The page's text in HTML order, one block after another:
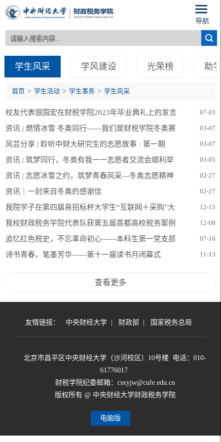
导航
学生风采 学风建设 光荣榜 助
首页 > 学生活动 > 学生事务 > 学生风采
校友代表银国宏在财税学院2023年毕业典礼上的发言 07-03
资讯 | 燃情冰雪 冬奥同行——我们是财税学院冬奥赛
时实习生！（第一期）
03-07
风芸分享 | 聆听中财大研究生的志愿故事 · 第一期 03-07
资讯 | 筑梦同行，冬奥有我一一志愿者交流会顺利举
行
03-05
资讯 | 志愿冰雪之约，筑梦青春风采—冬奥志愿精神
凝聚青年力量
02-27
资讯｜一封来自冬奥的感谢信 02-27
我院学子在第四届易招标杯大学生“互联网＋采购”大
赛中取得佳绩
12-15
我校财政税务学院代表队获第五届首都高校税务案例
大赛一等奖、二等奖
12-08
追忆红色税史，不忘革命初心——本科生第一党支部
与北京税务博物馆开展红色“1+1”共建活动顺利举行
07-16
诗书青春，笔墨芳华——第十一届读书月闭幕式 11-13
查看更多
友情链接： 中央财经大学 财政部 国家税务总局
北京市昌平区中央财经大学（沙河校区）10号楼 电话：010-
61776017
财税学院纪委邮箱：csxyjw@cufe.edu.cn
版权所有 @ 中央财经大学财政税务学院
电脑版